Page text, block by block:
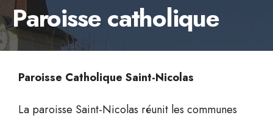
Paroisse catholique
Paroisse Catholique Saint-Nicolas
La paroisse Saint-Nicolas réunit les communes